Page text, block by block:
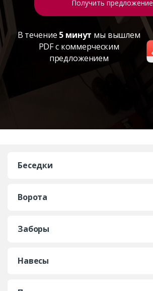
В течение 5 минут мы вышлем
PDF с коммерческим
предложением
Беседки
Ворота
Заборы
Навесы